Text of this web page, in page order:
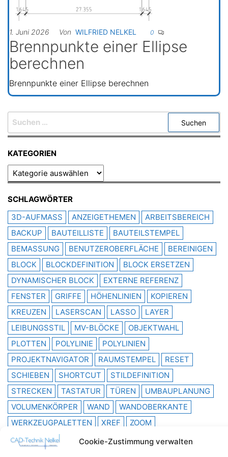
Cookie-Zustimmung verwalten
1. Juni 2026 Von WILFRIED NELKEL 0
Brennpunkte einer Ellipse
berechnen
Brennpunkte einer Ellipse berechnen
KATEGORIEN
KATEGORIEN
SCHLAGWÖRTER
3D-AUFMASS
ANZEIGETHEMEN
ARBEITSBEREICH
BACKUP
BAUTEILLISTE
BAUTEILSTEMPEL
BEMASSUNG
BENUTZEROBERFLÄCHE
BEREINIGEN
BLOCK
BLOCKDEFINITION
BLOCK ERSETZEN
DYNAMISCHER BLOCK
EXTERNE REFERENZ
FENSTER
GRIFFE HÖHENLINIEN
KOPIEREN
KREUZEN
LASERSCAN LASSO
LAYER
LEIBUNGSSTIL
MV-BLÖCKE
OBJEKTWAHL
PLOTTEN
POLYLINIE
POLYLINIEN
PROJEKTNAVIGATOR
RAUMSTEMPEL
RESET
SCHIEBEN
SHORTCUT
STILDEFINITION
STRECKEN
TASTATUR TÜREN
UMBAUPLANUNG
VOLUMENKÖRPER
WAND
WANDOBERKANTE
WERKZEUGPALETTEN
XREF
ZOOM
ZOOM GRENZEN